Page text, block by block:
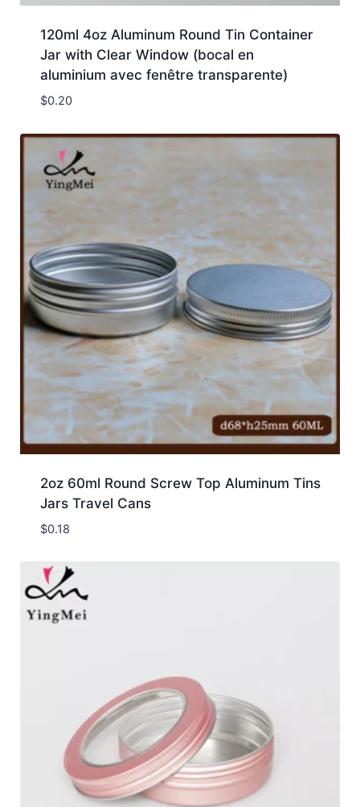
120ml 4oz Aluminum Round Tin Container
Jar with Clear Window (bocal en
aluminium avec fenêtre transparente)
$0.20
2oz 60ml Round Screw Top Aluminum Tins
Jars Travel Cans
$0.18